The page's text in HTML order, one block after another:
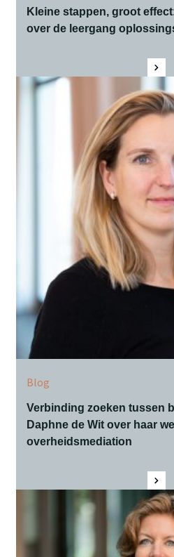
Kleine stappen, groot
over de leergang
Blog
Verbinding zoeken tussen
Daphne de Wit over haar
overheidsmediation